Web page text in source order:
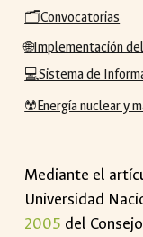
🗂️Convocatorias
🌐Implementación
💻Sistema de
☢️Energía nuclear y
Mediante el
Universidad
2005 del